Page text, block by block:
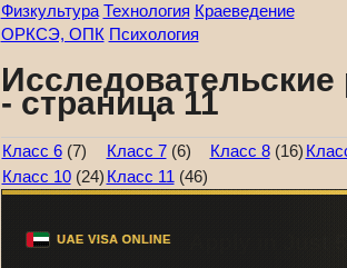
Физкультура Технология Краеведение
ОРКСЭ, ОПК Психология
- страница 11
Класс 6(7) Класс 7(6) Класс 8(16)
Класс 10(24) Класс 11 (46)